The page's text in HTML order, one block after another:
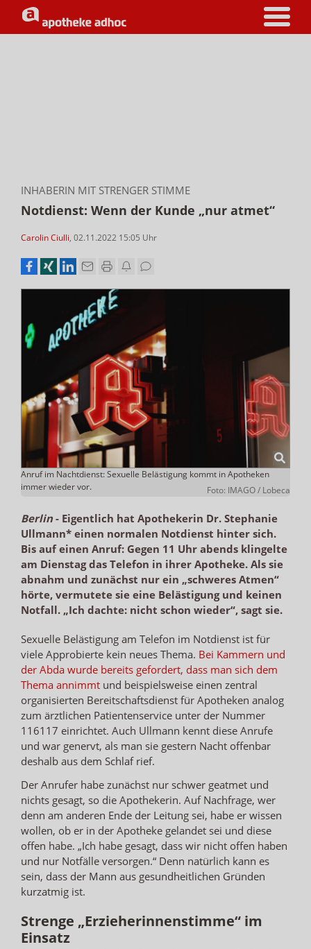
INHABERIN MIT STRENGER STIMME
Notdienst: Wenn der Kunde „nur atmet“
Carolin Ciulli, 02.11.2022 15:05 Uhr
Anruf im Nachtdienst: Sexuelle Belästigung kommt in Apotheken
immer wieder vor.
Foto: IMAGO / Lobeca
Berlin- Eigentlich hat Apothekerin Dr. Stephanie
Ullmann* einen normalen Notdienst hinter sich.
Bis auf einen Anruf: Gegen 11 Uhr abends klingelte
am Dienstag das Telefon in ihrer Apotheke. Als sie
abnahm und zunächst nur ein „schweres Atmen“
hörte, vermutete sie eine Belästigung und keinen
Notfall. „Ich dachte: nicht schon wieder“, sagt sie.
Sexuelle Belästigung am Telefon im Notdienst ist für
viele Approbierte kein neues Thema. Bei Kammern und
der Abda wurde bereits gefordert, dass man sich dem
Thema annimmt und beispielsweise einen zentral
organisierten Bereitschaftsdienst für Apotheken analog
zum ärztlichen Patientenservice unter der Nummer
116117 einrichtet. Auch Ullmann kennt diese Anrufe
und war genervt, als man sie gestern Nacht offenbar
deshalb aus dem Schlaf rief.
Der Anrufer habe zunächst nur schwer geatmet und
nichts gesagt, so die Apothekerin. Auf Nachfrage, wer
denn am anderen Ende der Leitung sei, habe er wissen
wollen, ob er in der Apotheke gelandet sei und diese
offen habe. „Ich habe gesagt, dass wir nicht offen haben
und nur Notfälle versorgen.“ Denn natürlich kann es
sein, dass der Mann aus gesundheitlichen Gründen
kurzatmig ist.
Strenge „Erzieherinnenstimme“ im
Einsatz